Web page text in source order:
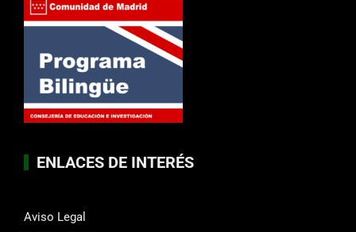
ENLACES DE INTERÉS
Aviso Legal